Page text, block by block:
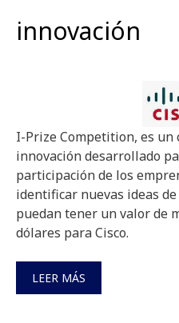
innovación
I-Prize Competition, es un
innovación desarrollado
participación de los
identificar nuevas ideas
puedan tener un valor de
dólares para Cisco.
LEER MÁS